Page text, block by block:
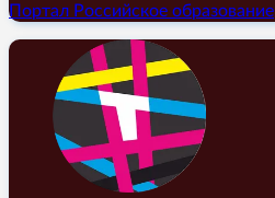
Портал Российское образование